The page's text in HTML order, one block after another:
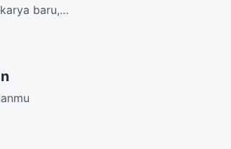
baru,